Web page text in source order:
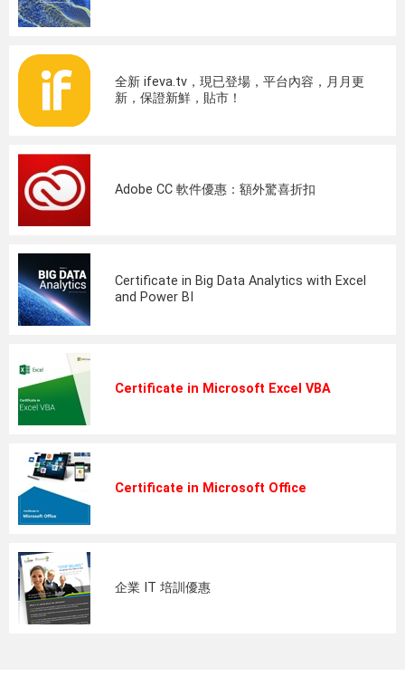
全新 ifeva.tv，現已登場，平台內容，月月更
新，保證新鮮，貼市！
Adobe CC 軟件優惠：額外驚喜折扣
Certificate in Big Data Analytics with Excel
and Power BI
Certificate in Microsoft Excel VBA
Certificate in Microsoft Office
企業 IT 培訓優惠